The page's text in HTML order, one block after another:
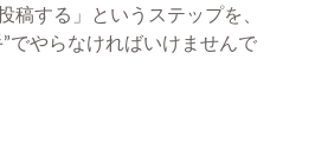
する」というステップを、
でやらなければいけませんで